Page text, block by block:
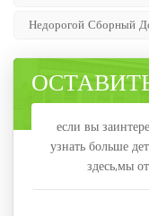
Недорогой Сборный
если вы
узнать больше
здесь,мы